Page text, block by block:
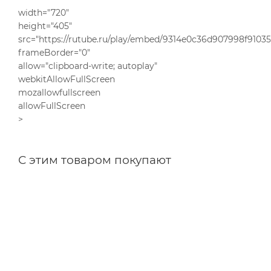
width="720"
height="405"
src="https://rutube.ru/play/embed/
frameBorder="0"
allow="clipboard-write; autoplay"
webkitAllowFullScreen
mozallowfullscreen
allowFullScreen
>
С этим товаром покупают